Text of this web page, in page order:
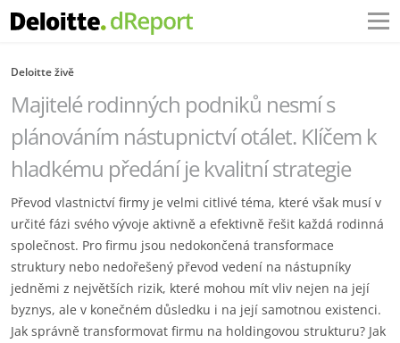
Deloitte živě
Majitelé rodinných podniků nesmí s
plánováním nástupnictví otálet. Klíčem k
hladkému předání je kvalitní strategie
Převod vlastnictví firmy je velmi citlivé téma, které však musí v
určité fázi svého vývoje aktivně a efektivně řešit každá rodinná
společnost. Pro firmu jsou nedokončená transformace
struktury nebo nedořešený převod vedení na nástupníky
jedněmi z největších rizik, které mohou mít vliv nejen na její
byznys, ale v konečném důsledku i na její samotnou existenci.
Jak správně transformovat firmu na holdingovou strukturu? Jak